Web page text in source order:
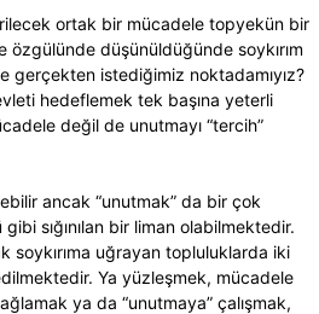
ortak bir mücadele topyekün bir
özgülünde düşünüldüğünde soykırım
gerçekten istediğimiz noktadamıyız?
hedeflemek tek başına yeterli
değil de unutmayı “tercih”
ancak “unutmak” da bir çok
sığınılan bir liman olabilmektedir.
soykırıma uğrayan topluluklarda iki
Ya yüzleşmek, mücadele
ya da “unutmaya” çalışmak,